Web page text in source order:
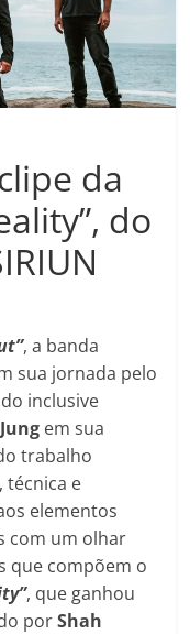
da
do
, a banda
sua jornada pelo
inclusive
em sua
trabalho
e
elementos
com um olhar
que compõem o
, que ganhou
porShah